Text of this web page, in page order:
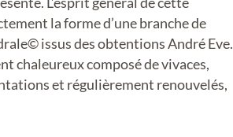
la forme d’une branche de
issus des obtentions André Eve.
chaleureux composé de vivaces,
et régulièrement renouvelés,